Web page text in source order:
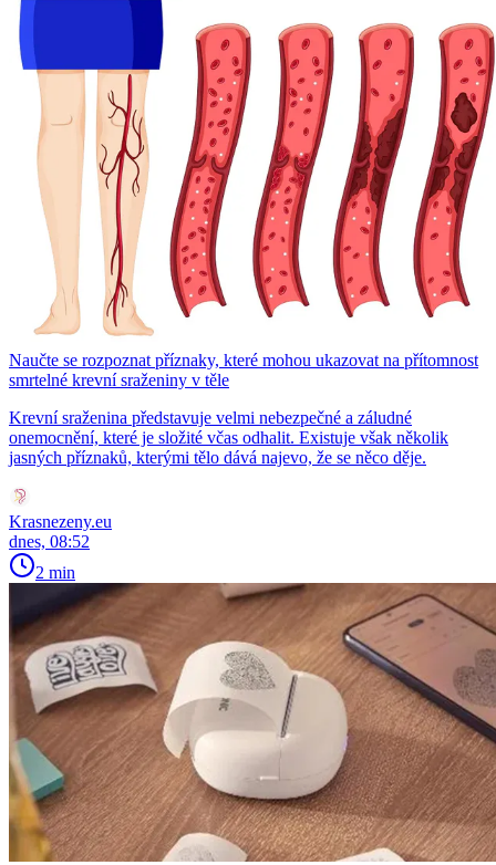
Naučte se rozpoznat příznaky, které mohou ukazovat na přítomnost
smrtelné krevní sraženiny v těle
Krevní sraženina představuje velmi nebezpečné a záludné
onemocnění, které je složité včas odhalit. Existuje však několik
jasných příznaků, kterými tělo dává najevo, že se něco děje.
Krasnezeny.eu
dnes, 08:52
2 min